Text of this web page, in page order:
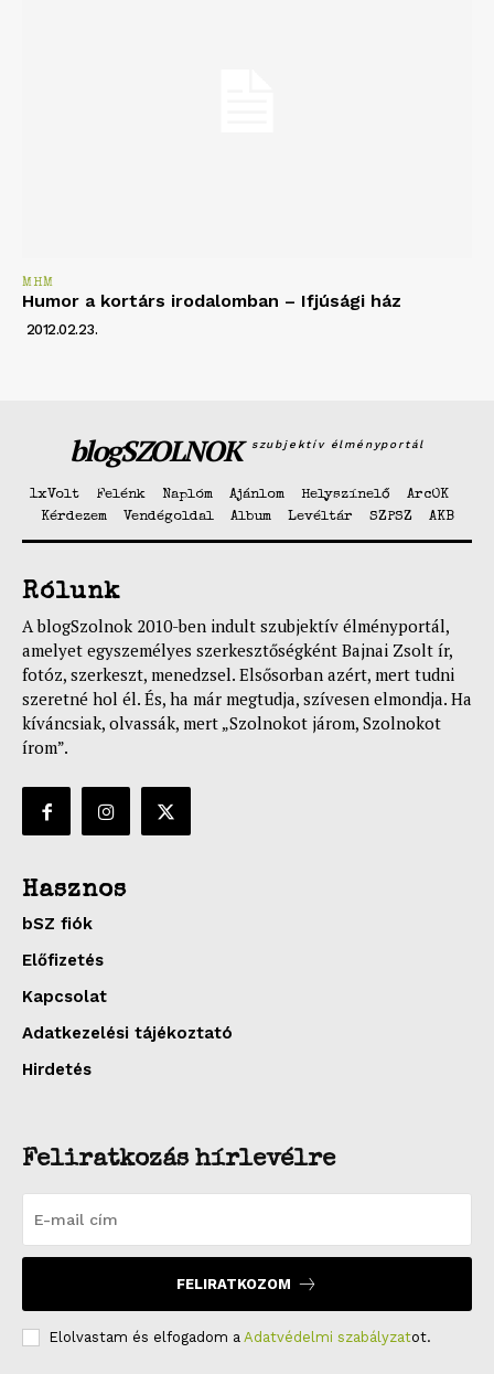
MHM
Humor a kortárs irodalomban – Ifjúsági ház
2012.02.23.
blogSZOLNOK szubjektív élményportál
1xVolt Felénk Naplóm Ajánlom Helyszínelő
ArcOK
Kérdezem
Vendégoldal Album Levéltár SZPSZ AKB
Rólunk
A blogSzolnok 2010-ben indult szubjektív élményportál,
amelyet egyszemélyes szerkesztőségként Bajnai Zsolt ír,
fotóz, szerkeszt, menedzsel. Elsősorban azért, mert tudni
szeretné hol él. És, ha már megtudja, szívesen elmondja. Ha
kíváncsiak, olvassák, mert „Szolnokot járom, Szolnokot
írom”.
Hasznos
bSZ fiók
Előfizetés
Kapcsolat
Adatkezelési tájékoztató
Hirdetés
Feliratkozás hírlevélre
FELIRATKOZOM
Elolvastam és elfogadom a Adatvédelmi szabályzatot.